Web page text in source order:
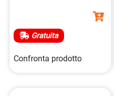
Gratuita
Confronta prodotto